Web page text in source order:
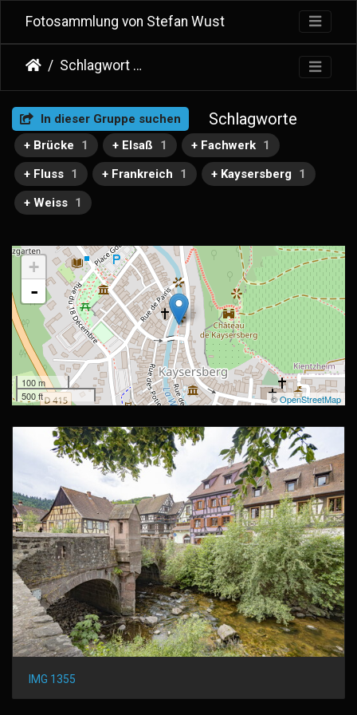
Fotosammlung von Stefan Wust
Schlagwort
In dieser Gruppe suchen Schlagworte
+ Brücke 1 + Elsaß 1 + Fachwerk 1
+ Fluss 1 + Frankreich 1 + Kaysersberg
1
+ Weiss 1
+
-
100 m
500 ft
©OpenStreetMap
IMG 1355